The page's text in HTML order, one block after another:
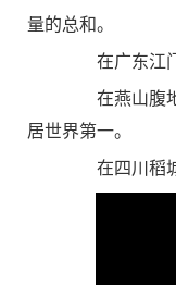
量的总和。
在广东江门
在燕山腹地
居世界第一。
在四川稻城